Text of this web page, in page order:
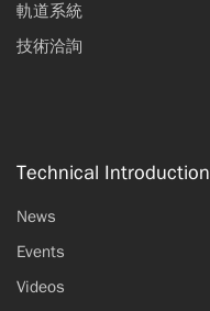
軌道系統
技術洽詢
Technical Introduction
News
Events
Videos